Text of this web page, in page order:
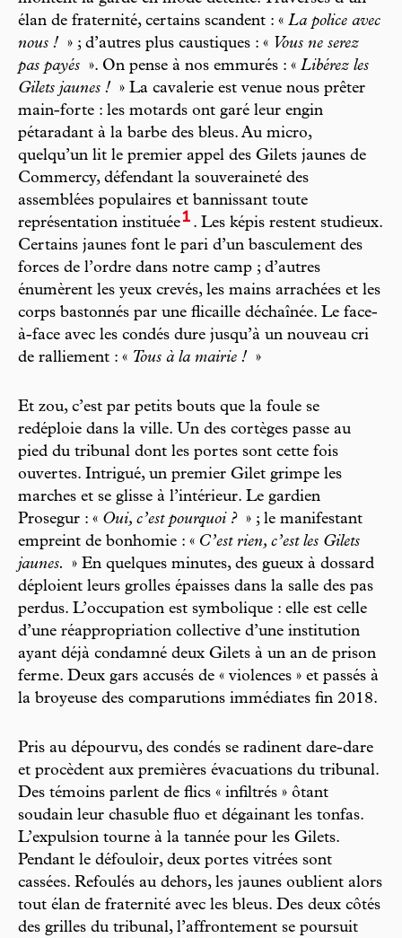
élan de fraternité, certains scandent : « La police avec
nous ! » ; d’autres plus caustiques : « Vous ne serez
pas payés ». On pense à nos emmurés : « Libérez les
Gilets jaunes ! » La cavalerie est venue nous prêter
main-forte : les motards ont garé leur engin
pétaradant à la barbe des bleus. Au micro,
quelqu’un lit le premier appel des Gilets jaunes de
Commercy, défendant la souveraineté des
assemblées populaires et bannissant toute
représentation instituée1 . Les képis restent studieux.
Certains jaunes font le pari d’un basculement des
forces de l’ordre dans notre camp ; d’autres
énumèrent les yeux crevés, les mains arrachées et les
corps bastonnés par une flicaille déchaînée. Le face-
à-face avec les condés dure jusqu’à un nouveau cri
de ralliement : « Tous à la mairie ! »
Et zou, c’est par petits bouts que la foule se
redéploie dans la ville. Un des cortèges passe au
pied du tribunal dont les portes sont cette fois
ouvertes. Intrigué, un premier Gilet grimpe les
marches et se glisse à l’intérieur. Le gardien
Prosegur : « Oui, c’est pourquoi ? » ; le manifestant
empreint de bonhomie : « C’est rien, c’est les Gilets
jaunes.
» En quelques minutes, des gueux à dossard
déploient leurs grolles épaisses dans la salle des pas
perdus. L’occupation est symbolique : elle est celle
d’une réappropriation collective d’une institution
ayant déjà condamné deux Gilets à un an de prison
ferme. Deux gars accusés de « violences » et passés à
la broyeuse des comparutions immédiates fin 2018.
Pris au dépourvu, des condés se radinent dare-dare
et procèdent aux premières évacuations du tribunal.
Des témoins parlent de flics « infiltrés » ôtant
soudain leur chasuble fluo et dégainant les tonfas.
L’expulsion tourne à la tannée pour les Gilets.
Pendant le défouloir, deux portes vitrées sont
cassées. Refoulés au dehors, les jaunes oublient alors
tout élan de fraternité avec les bleus. Des deux côtés
des grilles du tribunal, l’affrontement se poursuit